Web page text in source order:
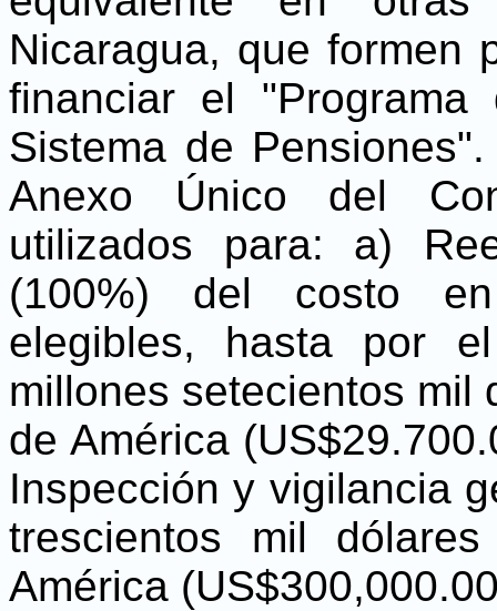
Nicaragua, que formen
financiar el
Sistema de
Anexo Único del
utilizados para: a)
(100%) del costo
elegibles, hasta por
millones setecientos mil
de América
Inspección y vigilancia
trescientos mil
América